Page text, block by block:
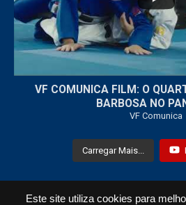
Este site utiliza cookies para
VF COMUNICA FILM: O
BARBOSA NO
VF Comunica
Carregar Mais...